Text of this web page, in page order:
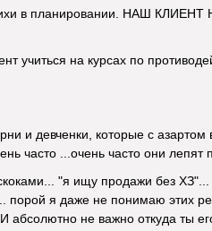
в планировании. НАШ
учиться на курсах по
и девченки, которые с
часто ...очень часто они лепят
"я ищу продажи без
порой я даже не понимаю этих
абсолютно не важно откуда ты